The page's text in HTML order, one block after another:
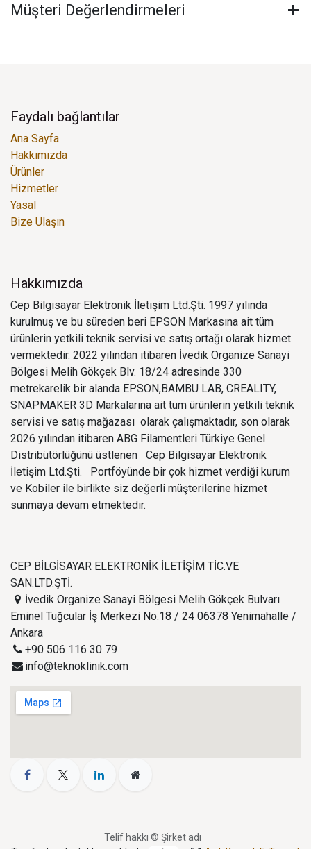
Müşteri Değerlendirmeleri
Faydalı bağlantılar
Ana Sayfa
Hakkımızda
Ürünler
Hizmetler
Yasal
Bize Ulaşın
Hakkımızda
Cep Bilgisayar Elektronik İletişim Ltd.Şti. 1997 yılında
kurulmuş ve bu süreden beri EPSON Markasına ait tüm
ürünlerin yetkili teknik servisi ve satış ortağı olarak hizmet
vermektedir. 2022 yılından itibaren İvedik Organize Sanayi
Bölgesi Melih Gökçek Blv. 18/24 adresinde 330
metrekarelik bir alanda EPSON,BAMBU LAB, CREALITY,
SNAPMAKER 3D Markalarına ait tüm ürünlerin yetkili teknik
servisi ve satış mağazası olarak çalışmaktadır, son olarak
2026 yılından itibaren ABG Filamentleri Türkiye Genel
Distribütörlüğünü üstlenen Cep Bilgisayar Elektronik
İletişim Ltd.Şti. Portföyünde bir çok hizmet verdiği kurum
ve Kobiler ile birlikte siz değerli müşterilerine hizmet
sunmaya devam etmektedir.
CEP BİLGİSAYAR ELEKTRONİK İLETİŞİM TİC.VE
SAN.LTD.ŞTİ.
İvedik Organize Sanayi Bölgesi Melih Gökçek Bulvarı
Eminel Tuğcular İş Merkezi No:18 / 24 06378 Yenimahalle /
Ankara
+90 506 116 30 79
info@teknoklinik.com
Telif hakkı © Şirket adı